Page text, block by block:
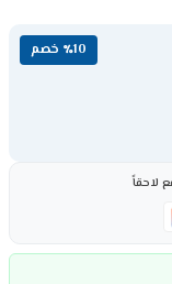
٪10 خصم
لاحقاً